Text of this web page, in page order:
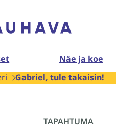
Näe ja koe
Gabriel, tule takaisin!
TAPAHTUMA